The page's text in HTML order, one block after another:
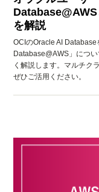
を解説
OCIのOracle AI
Database@AWS」につ
く解説します。マルチク
ぜひご活用ください。